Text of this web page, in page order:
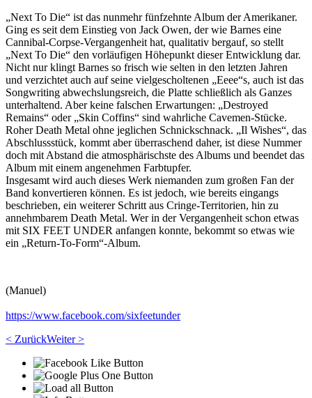
„Next To Die“ ist das nunmehr fünfzehnte Album der Amerikaner.
Ging es seit dem Einstieg von Jack Owen, der wie Barnes eine
Cannibal-Corpse-Vergangenheit hat, qualitativ bergauf, so stellt
„Next To Die“ den vorläufigen Höhepunkt dieser Entwicklung dar.
Nicht nur klingt Barnes so frisch wie selten in den letzten Jahren
und verzichtet auch auf seine vielgescholtenen „Eeee“s, auch ist das
Songwriting abwechslungsreich, die Platte schließlich als Ganzes
unterhaltend. Aber keine falschen Erwartungen: „Destroyed
Remains“ oder „Skin Coffins“ sind wahrliche Cavemen-Stücke.
Roher Death Metal ohne jeglichen Schnickschnack. „Il Wishes“, das
Abschlussstück, kommt aber überraschend daher, ist diese Nummer
doch mit Abstand die atmosphärischste des Albums und beendet das
Album mit einem angenehmen Farbtupfer.
Insgesamt wird auch dieses Werk niemanden zum großen Fan der
Band konvertieren können. Es ist jedoch, wie bereits eingangs
beschrieben, ein weiterer Schritt aus Cringe-Territorien, hin zu
annehmbarem Death Metal. Wer in der Vergangenheit schon etwas
mit SIX FEET UNDER anfangen konnte, bekommt so etwas wie
ein „Return-To-Form“-Album.
(Manuel)
https://www.facebook.com/sixfeetunder
< ZurückWeiter >